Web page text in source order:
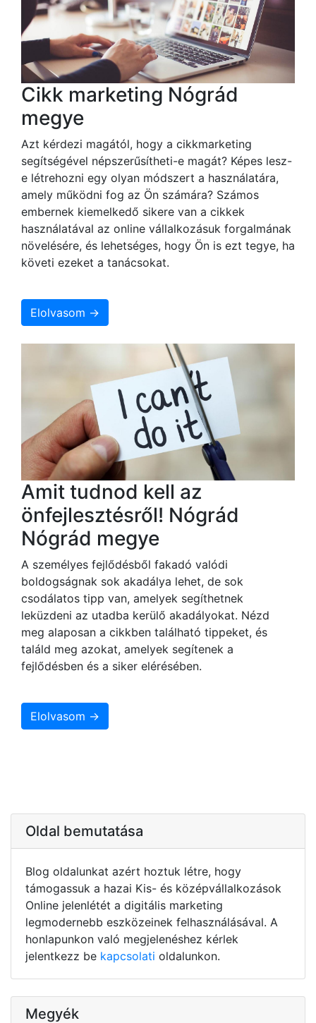
Cikk marketing Nógrád
megye
Azt kérdezi magától, hogy a cikkmarketing
segítségével népszerűsítheti-e magát? Képes lesz-
e létrehozni egy olyan módszert a használatára,
amely működni fog az Ön számára? Számos
embernek kiemelkedő sikere van a cikkek
használatával az online vállalkozásuk forgalmának
növelésére, és lehetséges, hogy Ön is ezt tegye, ha
követi ezeket a tanácsokat.
Elolvasom →
Amit tudnod kell az
önfejlesztésről! Nógrád
Nógrád megye
A személyes fejlődésből fakadó valódi
boldogságnak sok akadálya lehet, de sok
csodálatos tipp van, amelyek segíthetnek
leküzdeni az utadba kerülő akadályokat. Nézd
meg alaposan a cikkben található tippeket, és
találd meg azokat, amelyek segítenek a
fejlődésben és a siker elérésében.
Elolvasom →
Oldal bemutatása
Blog oldalunkat azért hoztuk létre, hogy
támogassuk a hazai Kis- és középvállalkozások
Online jelenlétét a digitális marketing
legmodernebb eszközeinek felhasználásával. A
honlapunkon való megjelenéshez kérlek
jelentkezz be kapcsolati oldalunkon.
Megyék